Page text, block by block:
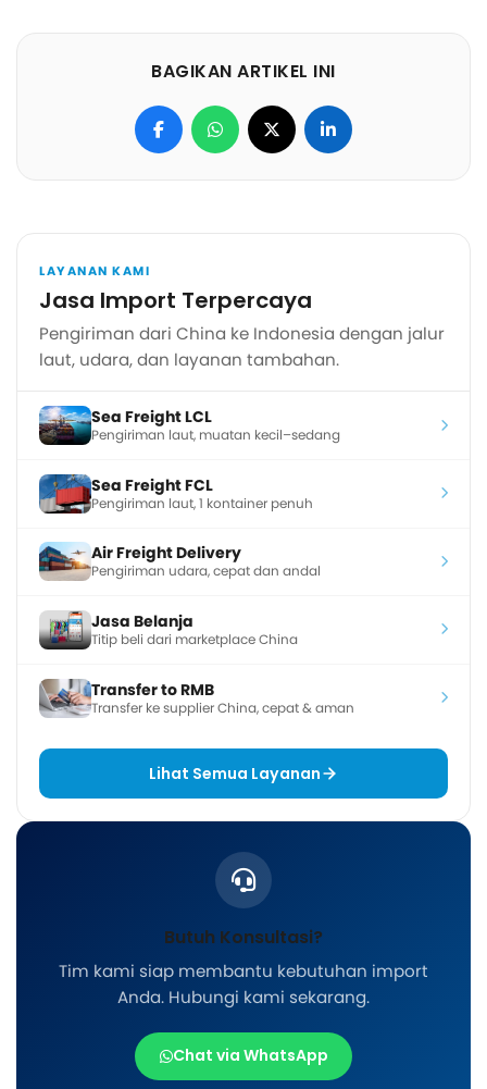
BAGIKAN ARTIKEL INI
LAYANAN KAMI
Jasa Import Terpercaya
Pengiriman dari China ke Indonesia dengan jalur
laut, udara, dan layanan tambahan.
Sea Freight LCL
Pengiriman laut, muatan kecil–sedang
Sea Freight FCL
Pengiriman laut, 1 kontainer penuh
Air Freight Delivery
Pengiriman udara, cepat dan andal
Jasa Belanja
Titip beli dari marketplace China
Transfer to RMB
Transfer ke supplier China, cepat & aman
Lihat Semua Layanan
Butuh Konsultasi?
Tim kami siap membantu kebutuhan import
Anda. Hubungi kami sekarang.
Chat via WhatsApp